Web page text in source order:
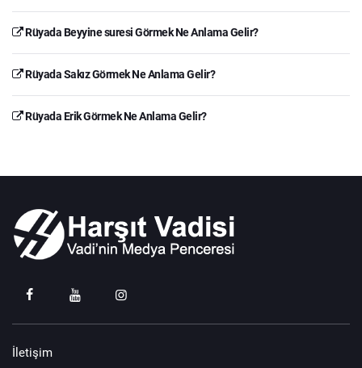
Rüyada Beyyine suresi Görmek Ne Anlama Gelir?
Rüyada Sakız Görmek Ne Anlama Gelir?
Rüyada Erik Görmek Ne Anlama Gelir?
İletişim